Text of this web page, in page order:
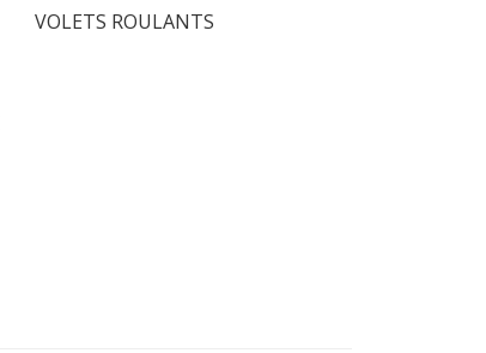
VOLETS ROULANTS